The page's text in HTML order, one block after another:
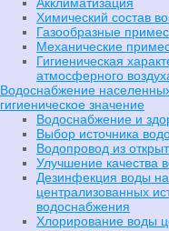
Химический состав
Газообразные
Механические
Гигиеническая
атмосферного
Водоснабжение
гигиеническое значение
Водоснабжение и
Выбор источника
Водопровод из
Улучшение качества
Дезинфекция воды на
централизованных
водоснабжения
Хлорирование воды